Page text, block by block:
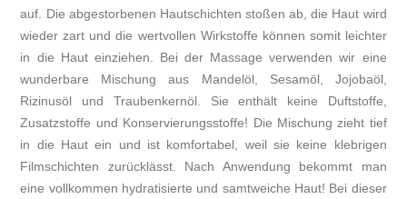
auf. Die abgestorbenen Hautschichten stoßen ab, die Haut wird
wieder zart und die wertvollen Wirkstoffe können somit leichter
in die Haut einziehen. Bei der Massage verwenden wir eine
wunderbare Mischung aus Mandelöl, Sesamöl, Jojobaöl,
Rizinusöl und Traubenkernöl. Sie enthält keine Duftstoffe,
Zusatzstoffe und Konservierungsstoffe! Die Mischung zieht tief
in die Haut ein und ist komfortabel, weil sie keine klebrigen
Filmschichten zurücklässt. Nach Anwendung bekommt man
eine vollkommen hydratisierte und samtweiche Haut! Bei dieser